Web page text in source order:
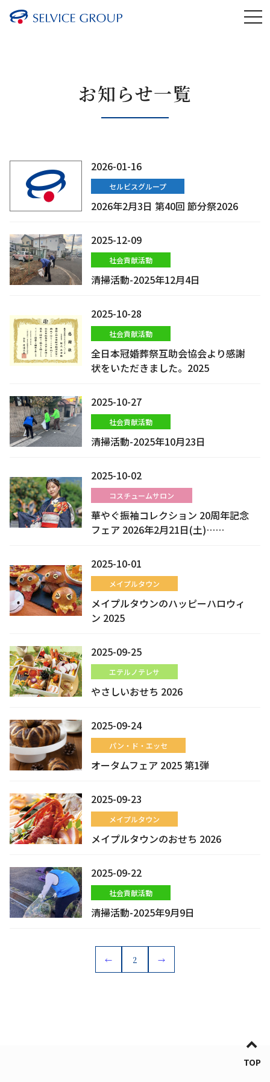
TOP
お知らせ一覧
2026-01-16
セルビスグループ
2026年2月3日 第40回 節分祭2026
2025-12-09
社会貢献活動
清掃活動-2025年12月4日
2025-10-28
社会貢献活動
全日本冠婚葬祭互助会協会より感謝
状をいただきました。2025
2025-10-27
社会貢献活動
清掃活動-2025年10月23日
2025-10-02
コスチュームサロン
華やぐ振袖コレクション 20周年記念
フェア 2026年2月21日(土)……
2025-10-01
メイプルタウン
メイプルタウンのハッピーハロウィ
ン 2025
2025-09-25
エテルノテレサ
やさしいおせち 2026
2025-09-24
パン・ド・エッセ
オータムフェア 2025 第1弾
2025-09-23
メイプルタウン
メイプルタウンのおせち 2026
2025-09-22
社会貢献活動
清掃活動-2025年9月9日
← 2 →